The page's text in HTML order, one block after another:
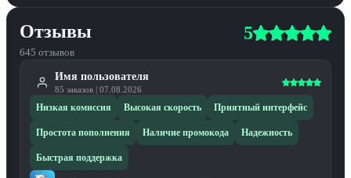
Отзывы
645 отзывов
5
Имя пользователя
85 заказов | 07.08.2026
Низкая комиссия Высокая скорость Приятный интерфейс
Простота пополнения Наличие промокода Надежность
Быстрая поддержка